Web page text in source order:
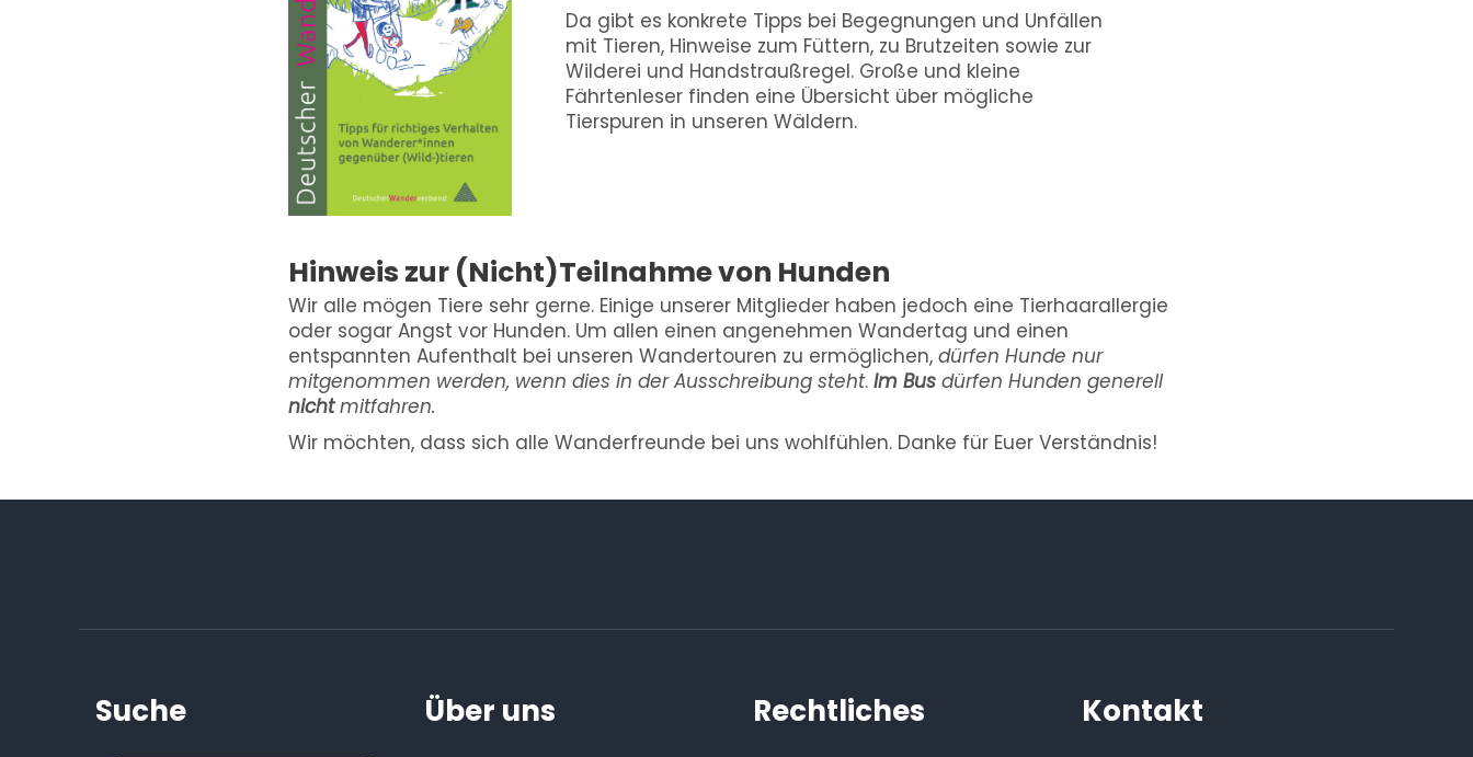
Da gibt es konkrete Tipps bei Begegnungen und Unfällen
mit Tieren, Hinweise zum Füttern, zu Brutzeiten sowie zur
Wilderei und Handstraußregel. Große und kleine
Fährtenleser finden eine Übersicht über mögliche
Tierspuren in unseren Wäldern.
Hinweis zur (Nicht)Teilnahme von Hunden
Wir alle mögen Tiere sehr gerne. Einige unserer Mitglieder haben jedoch eine Tierhaarallergie
oder sogar Angst vor Hunden. Um allen einen angenehmen Wandertag und einen
entspannten Aufenthalt bei unseren Wandertouren zu ermöglichen, dürfen Hunde nur
mitgenommen werden, wenn dies in der Ausschreibung steht. Im Busdürfen Hunden generell
nichtmitfahren.
Wir möchten, dass sich alle Wanderfreunde bei uns wohlfühlen. Danke für Euer Verständnis!
Suche Über uns Rechtliches Kontakt